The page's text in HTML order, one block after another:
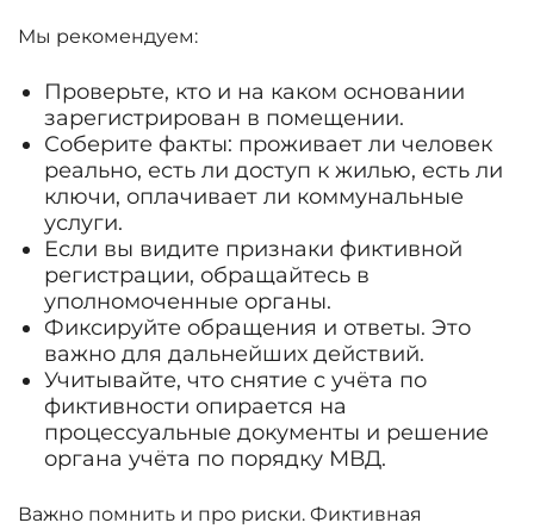
Мы рекомендуем:
Проверьте, кто и на каком основании
зарегистрирован в помещении.
Соберите факты: проживает ли человек
реально, есть ли доступ к жилью, есть ли
ключи, оплачивает ли коммунальные
услуги.
Если вы видите признаки фиктивной
регистрации, обращайтесь в
уполномоченные органы.
Фиксируйте обращения и ответы. Это
важно для дальнейших действий.
Учитывайте, что снятие с учёта по
фиктивности опирается на
процессуальные документы и решение
органа учёта по порядку МВД.
Важно помнить и про риски. Фиктивная